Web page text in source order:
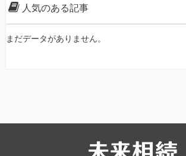
人気のある記事
まだデータがありません。